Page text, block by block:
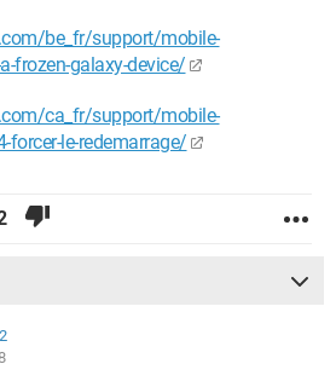
be_fr/support/mobile-
frozen-galaxy-device/
ca_fr/support/mobile-
forcer-le-redemarrage/